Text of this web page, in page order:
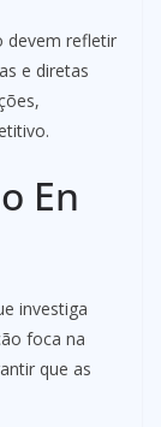
devem refletir
e diretas
En
investiga
foca na
que as